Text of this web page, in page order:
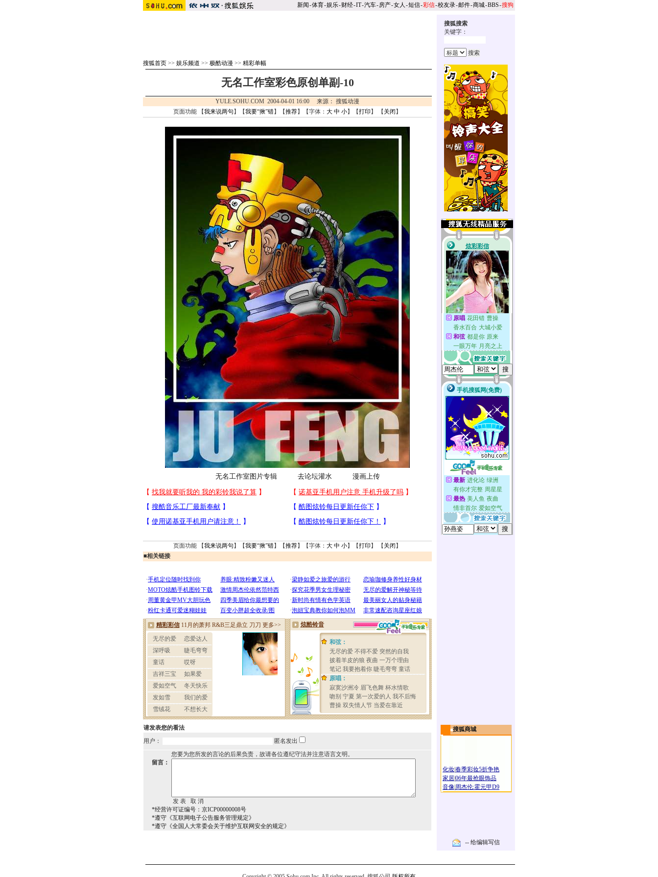
新闻-体育-娱乐-财经-IT-汽车-房产-女人 -短信-彩信-校友录-邮件-商城-BBS-搜狗
搜狐首页 >> 娱乐频道 >> 极酷动漫 >> 精彩单幅
无名工作室彩色原创单副-10
YULE.SOHU.COM 2004-04-01 16:00 来源： 搜狐动漫
页面功能 【我来说两句 】【我要“揪”错】【推荐】【字体： 大 中 小】【打印 】 【 关闭 】
无名工作室图片专辑 去论坛灌水 漫画上传
页面功能 【我来说两句 】【我要“揪”错】【推荐】【字体： 大 中 小】【打印 】 【 关闭 】
■相关链接
请发表您的看法
用户：
匿名发出
您要为您所发的言论的后果负责，故请各位遵纪守法并注意语言文明。
留言：
*经营许可证编号：京ICP00000008号
*遵守《互联网电子公告服务管理规定》
*遵守《全国人大常委会关于维护互联网安全的规定》
搜狐搜索
关键字：
搜狐商城
化妆春季彩妆5折争艳
家居06年最抢眼饰品
音像 周杰伦:霍元甲D9
-- 给编辑写信